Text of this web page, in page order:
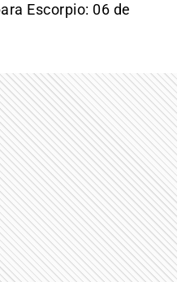
Escorpio: 06 de